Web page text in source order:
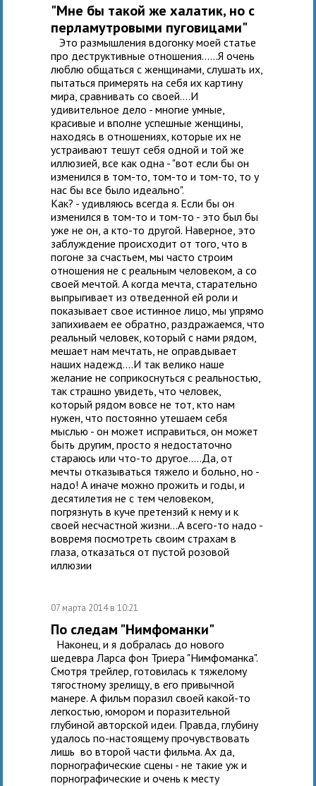
"Мне бы такой же халатик, но с
перламутровыми пуговицами"
Это размышления вдогонку моей статье
про деструктивные отношения......Я очень
люблю общаться с женщинами, слушать их,
пытаться примерять на себя их картину
мира, сравнивать со своей....И
удивительное дело - многие умные,
красивые и вполне успешные женщины,
находясь в отношениях, которые их не
устраивают тешут себя одной и той же
иллюзией, все как одна - "вот если бы он
изменился в том-то, том-то и том-то, то у
нас бы все было идеально".
Как? - удивляюсь всегда я. Если бы он
изменился в том-то и том-то - это был бы
уже не он, а кто-то другой. Наверное, это
заблуждение происходит от того, что в
погоне за счастьем, мы часто строим
отношения не с реальным человеком, а со
своей мечтой. А когда мечта, старательно
выпрыгивает из отведенной ей роли и
показывает свое истинное лицо, мы упрямо
запихиваем ее обратно, раздражаемся, что
реальный человек, который с нами рядом,
мешает нам мечтать, не оправдывает
наших надежд....И так велико наше
желание не соприкоснуться с реальностью,
так страшно увидеть, что человек,
который рядом вовсе не тот, кто нам
нужен, что постоянно утешаем себя
мыслью - он может исправиться, он может
быть другим, просто я недостаточно
стараюсь или что-то другое.....Да, от
мечты отказываться тяжело и больно, но -
надо! А иначе можно прожить и годы, и
десятилетия не с тем человеком,
погрязнуть в куче претензий к нему и к
своей несчастной жизни...А всего-то надо -
вовремя посмотреть своим страхам в
глаза, отказаться от пустой розовой
иллюзии
07 марта 2014 в 10:21
По следам "Нимфоманки"
Наконец, и я добралась до нового
шедевра Ларса фон Триера "Нимфоманка".
Смотря трейлер, готовилась к тяжелому
тягостному зрелищу, в его привычной
манере. А фильм поразил своей какой-то
легкостью, юмором и поразительной
глубиной авторской идеи. Правда, глубину
удалось по-настоящему прочувствовать
лишь во второй части фильма. Ах да,
порнографические сцены - не такие уж и
порнографические и очень к месту